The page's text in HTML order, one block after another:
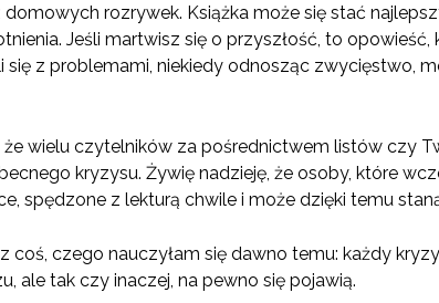
rozrywek. Książka może się stać
Jeśli martwisz się o przyszłość, to
się z problemami, niekiedy odnosząc zwycięstwo,
wielu czytelników za pośrednictwem listów czy
kryzysu. Żywię nadzieję, że osoby, które
spędzone z lekturą chwile i może dzięki temu
coś, czego nauczyłam się dawno temu: każdy
ale tak czy inaczej, na pewno się pojawią.